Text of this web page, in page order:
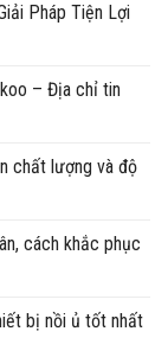
Pháp Tiện Lợi
– Địa chỉ tin
chất lượng và độ
cách khắc phục
bị nồi ủ tốt nhất